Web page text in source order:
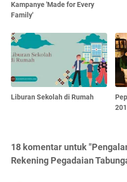
Kampanye 'Made for Every
Family'
Liburan Sekolah di Rumah
18 komentar untuk
Rekening Pegadaian